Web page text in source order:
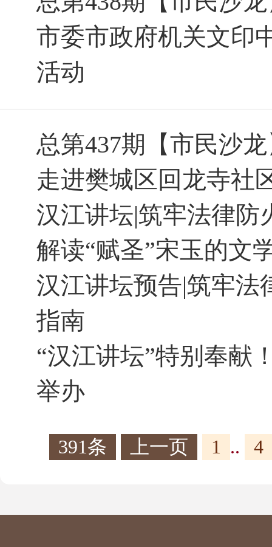
市委市政府机关文印
活动
总第437期【市民沙
走进樊城区回龙寺社
汉江讲坛|筑牢法律防
解读“赋圣”宋玉的文
汉江讲坛预告|筑牢法
指南
“汉江讲坛”特别奉献
举办
391条 上一页 1 .. 4